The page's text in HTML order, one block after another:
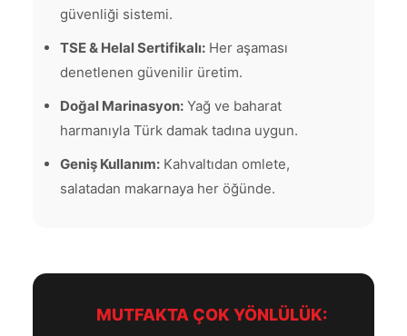
güvenliği sistemi.
TSE & Helal Sertifikalı: Her aşaması
denetlenen güvenilir üretim.
Doğal Marinasyon: Yağ ve baharat
harmanıyla Türk damak tadına uygun.
Geniş Kullanım: Kahvaltıdan omlete,
salatadan makarnaya her öğünde.
MUTFAKTA ÇOK YÖNLÜLÜK: